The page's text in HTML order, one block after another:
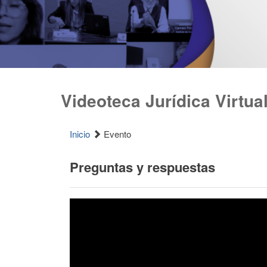
Videoteca Jurídica
Inicio Evento
Preguntas y respuestas